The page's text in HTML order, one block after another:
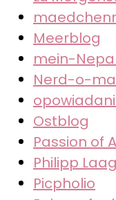
Meerblog
mein-
Nerd-o-
Ostblog
Passion of
Philipp
Picpholio